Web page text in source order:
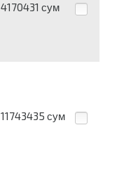
4170431 сум
11743435 сум